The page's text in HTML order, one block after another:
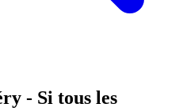
- Si tous les